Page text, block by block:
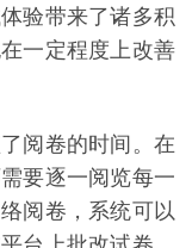
验带来了诸多积
一定程度上改善
阅卷的时间。在
要逐一阅览每一
阅卷，系统可以